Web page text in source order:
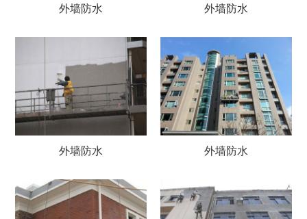
外墙防水 外墙防水
外墙防水 外墙防水